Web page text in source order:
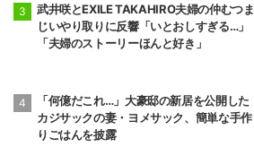
武井咲とEXILE TAKAHIRO夫婦の仲むつま
じいやり取りに反響「いとおしすぎる…」
「夫婦のストーリーほんと好き」
「何億だこれ…」大豪邸の新居を公開した
カジサックの妻・ヨメサック、簡単な手作
りごはんを披露